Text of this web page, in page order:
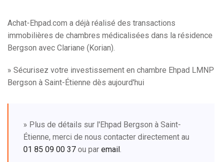
Achat-Ehpad.com a déjà réalisé des transactions
immobilières de chambres médicalisées dans la résidence
Bergson avec Clariane (Korian).
» Sécurisez votre investissement en chambre Ehpad LMNP
Bergson à Saint-Étienne dès aujourd'hui
» Plus de détails sur l'Ehpad Bergson à Saint-
Étienne, merci de nous contacter directement au
01 85 09 00 37 ou par email.